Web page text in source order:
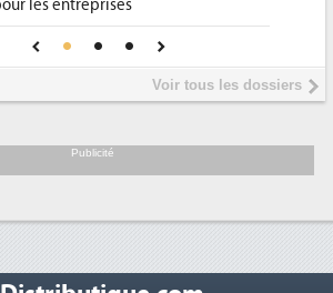
Phocea DC dans les cordes
DEE
Interview de Fabrice Coquio,
président de Digital Realty...
soutient les...
Voir tous les dossiers
Publicité